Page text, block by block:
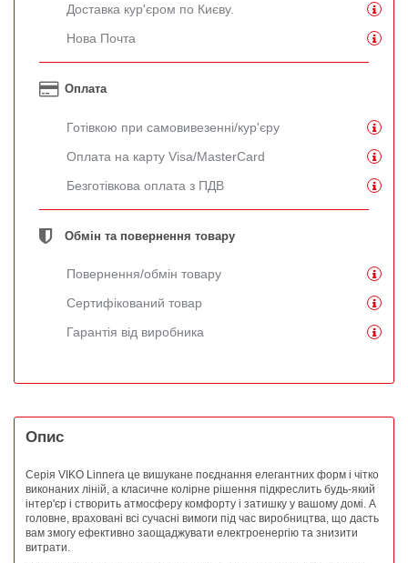
Доставка кур'єром по Києву.
Нова Почта
Оплата
Готівкою при самовивезенні/кур'єру
Оплата на карту Visa/MasterCard
Безготівкова оплата з ПДВ
Обмін та повернення товару
Повернення/обмін товару
Сертифікований товар
Гарантія від виробника
Опис
Серія VIKO Linnera це вишукане поєднання елегантних форм і чітко
виконаних ліній, а класичне колірне рішення підкреслить будь-який
інтер'єр і створить атмосферу комфорту і затишку у вашому домі. А
головне, враховані всі сучасні вимоги під час виробництва, що дасть
вам змогу ефективно заощаджувати електроенергію та знизити
витрати.